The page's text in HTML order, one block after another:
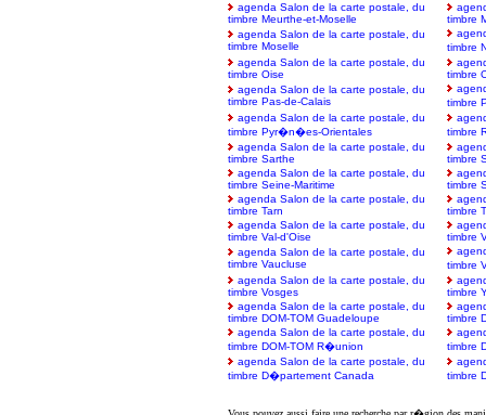
agenda Salon de la carte postale, du
timbre Meurthe-et-Moselle
timbre
agenda Salon de la carte postale, du
timbre Moselle
timbre
agenda Salon de la carte postale, du
timbre Oise
timbre
agenda Salon de la carte postale, du
timbre Pas-de-Calais
timbre
agenda Salon de la carte postale, du
timbre Pyr�n�es-Orientales
timbre
agenda Salon de la carte postale, du
timbre Sarthe
timbre
agenda Salon de la carte postale, du
timbre Seine-Maritime
timbre
agenda Salon de la carte postale, du
timbre Tarn
timbre
agenda Salon de la carte postale, du
timbre Val-d'Oise
timbre
agenda Salon de la carte postale, du
timbre Vaucluse
timbre
agenda Salon de la carte postale, du
timbre Vosges
timbre
agenda Salon de la carte postale, du
timbre DOM-TOM Guadeloupe
timbre
agenda Salon de la carte postale, du
timbre DOM-TOM R�union
timbre
agenda Salon de la carte postale, du
timbre D�partement Canada
timbre